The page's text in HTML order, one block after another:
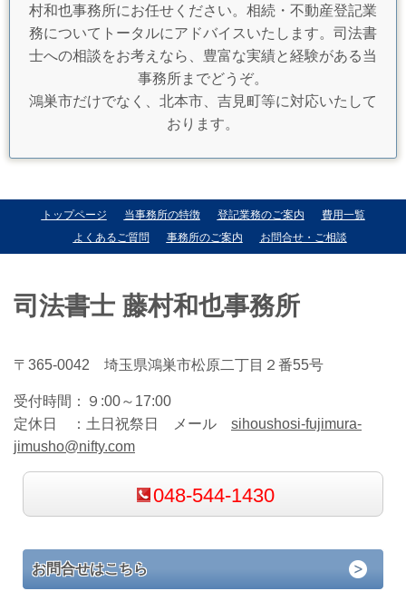
村和也事務所にお任せください。相続・不動産登記業
務についてトータルにアドバイスいたします。司法書
士への相談をお考えなら、豊富な実績と経験がある当
事務所までどうぞ。
鴻巣市だけでなく、北本市、吉見町等に対応いたして
おります。
トップページ 当事務所の特徴 登記業務のご案内
費用一覧
よくあるご質問
事務所のご案内 お問合せ・ご相談
司法書士 藤村和也事務所
〒365-0042 埼玉県鴻巣市松原二丁目２番55号
受付時間：
９:00～17:00
定休日 ： 土日祝祭日 メール sihoushosi-fujimura-
jimusho@nifty.com
048-544-1430
お問合せはこちら